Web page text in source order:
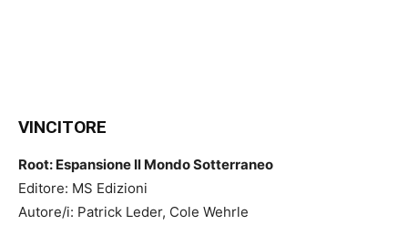
VINCITORE
Root: Espansione Il Mondo Sotterraneo
Editore: MS Edizioni
Autore/i: Patrick Leder, Cole Wehrle